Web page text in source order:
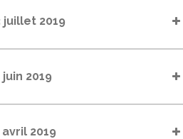
juillet 2019
2019
2019